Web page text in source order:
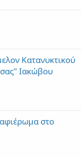
Κατανυκτικού
Ιακώβου
στο